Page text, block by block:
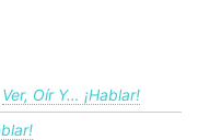
Ver, Oír Y… ¡hablar!